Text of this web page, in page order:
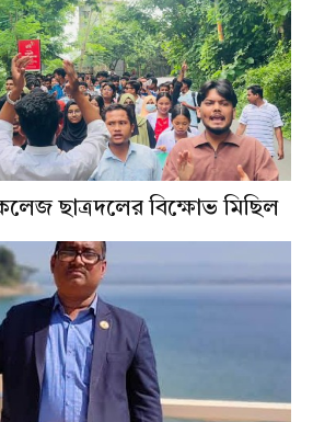
ছাত্রদলের বিক্ষোভ মিছিল